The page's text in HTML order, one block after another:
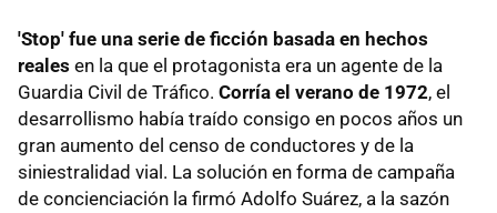
'Stop' fue una serie de ficción basada en hechos
reales en la que el protagonista era un agente de la
Guardia Civil de Tráfico. Corría el verano de 1972, el
desarrollismo había traído consigo en pocos años un
gran aumento del censo de conductores y de la
siniestralidad vial. La solución en forma de campaña
de concienciación la firmó Adolfo Suárez, a la sazón